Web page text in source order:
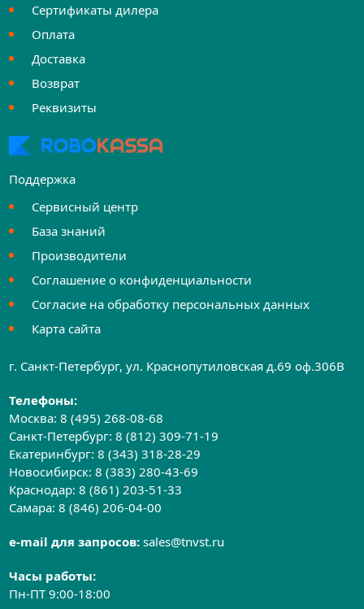
Сертификаты дилера
Оплата
Доставка
Возврат
Реквизиты
Поддержка
Сервисный центр
База знаний
Производители
Соглашение о конфиденциальности
Согласие на обработку персональных данных
Карта сайта
г. Санкт-Петербург, ул. Краснопутиловская д.69 оф.306B
Телефоны:
Москва:8 (495) 268-08-68
Санкт-Петербург:8 (812) 309-71-19
Екатеринбург:8 (343) 318-28-29
Новосибирск:8 (383) 280-43-69
Краснодар:8 (861) 203-51-33
Самара:8 (846) 206-04-00
e-mail для запросов:sales@tnvst.ru
Часы работы:
Пн-ПТ 9:00-18:00